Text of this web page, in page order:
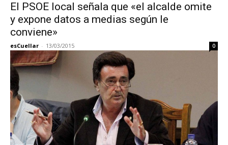
El PSOE local señala que «el alcalde omite
y expone datos a medias según le
conviene»
esCuellar - 13/03/2015 0